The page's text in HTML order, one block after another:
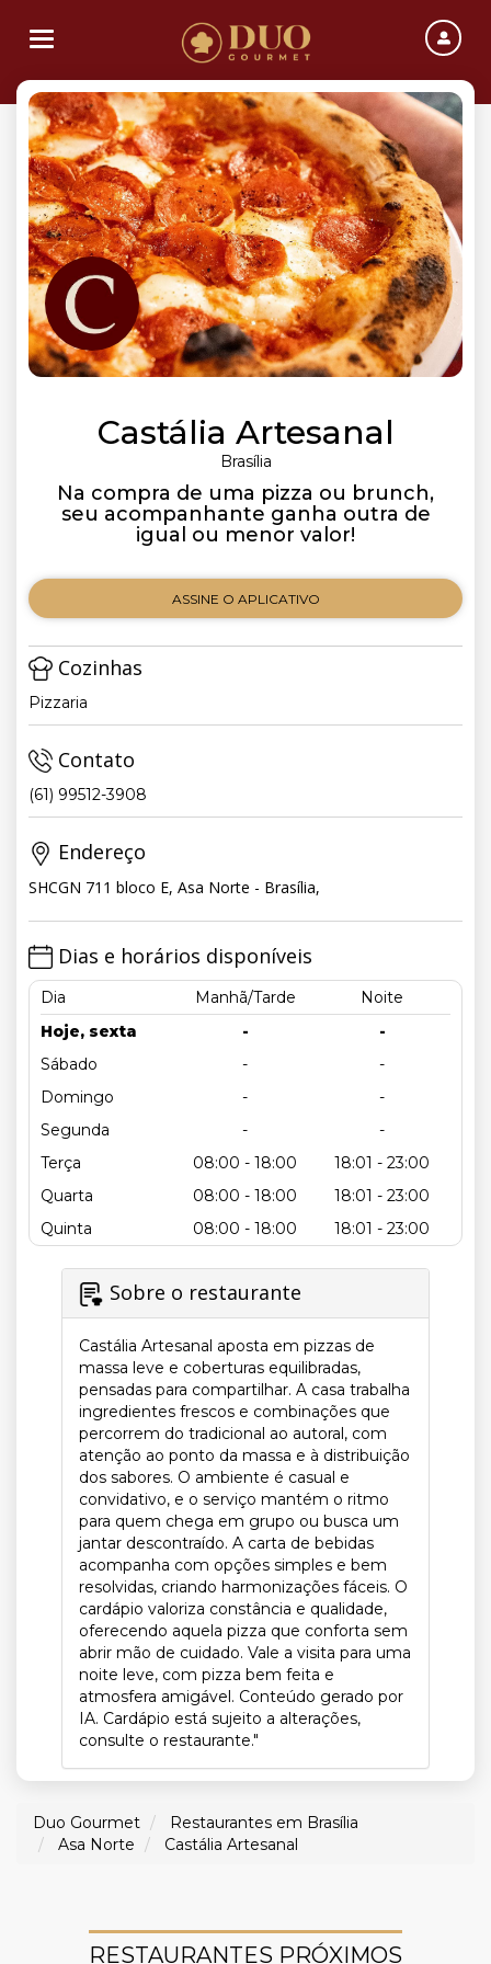
Toggle navigation
Castália Artesanal
Brasília
Na compra de uma pizza ou brunch,
seu acompanhante ganha outra de
igual ou menor valor!
ASSINE O APLICATIVO
Cozinhas
Pizzaria
Contato
(61) 99512-3908
Endereço
SHCGN 711 bloco E, Asa Norte - Brasília,
Dias e horários disponíveis
Dia Manhã/Tarde
Noite
Hoje, sexta
-
-
Sábado
-
-
Domingo
-
-
Segunda
-
-
Terça
08:00 - 18:00
18:01 - 23:00
Quarta
08:00 - 18:00
18:01 - 23:00
Quinta
08:00 - 18:00 18:01 - 23:00
Sobre o restaurante
Castália Artesanal aposta em pizzas de
massa leve e coberturas equilibradas,
pensadas para compartilhar. A casa trabalha
ingredientes frescos e combinações que
percorrem do tradicional ao autoral, com
atenção ao ponto da massa e à distribuição
dos sabores. O ambiente é casual e
convidativo, e o serviço mantém o ritmo
para quem chega em grupo ou busca um
jantar descontraído. A carta de bebidas
acompanha com opções simples e bem
resolvidas, criando harmonizações fáceis. O
cardápio valoriza constância e qualidade,
oferecendo aquela pizza que conforta sem
abrir mão de cuidado. Vale a visita para uma
noite leve, com pizza bem feita e
atmosfera amigável. Conteúdo gerado por
IA. Cardápio está sujeito a alterações,
consulte o restaurante."
Duo Gourmet
Restaurantes em Brasília
Asa Norte
Castália Artesanal
RESTAURANTES PRÓXIMOS